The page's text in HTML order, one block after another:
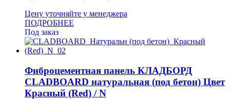
Цену уточняйте у менеджера
ПОДРОБНЕЕ
Под заказ
Фиброцементная панель КЛАДБОРД
CLADBOARD натуральная (под бетон) Цвет
Красный (Red) / N